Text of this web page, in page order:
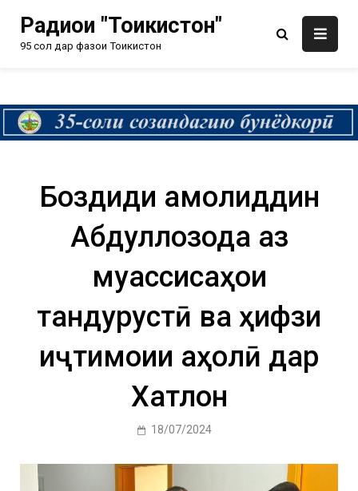
Радиои "Тоҷикистон"
95 сол дар фазои Тоҷикистон
Боздиди Ҷамолиддин
Абдуллозода аз
муассисаҳои
тандурустӣ ва ҳифзи
иҷтимоии аҳолӣ дар
Хатлон
18/07/2024